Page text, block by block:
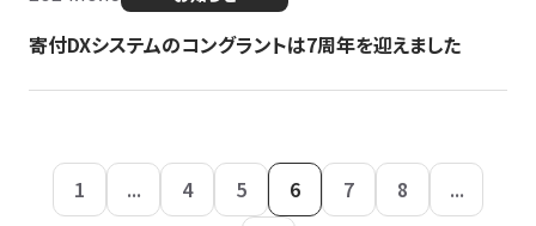
寄付DXシステムのコングラントは7周年を迎えました
1 ... 4 5 6 7 8
...